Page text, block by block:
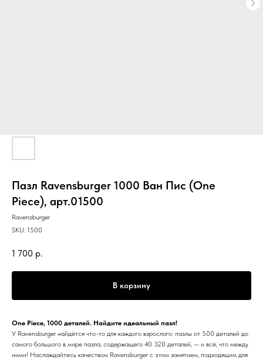
Пазл Ravensburger 1000 Ван Пис (One
Piece), арт.01500
Ravensburger
SKU: 1500
1 700 р.
В корзину
One Piece, 1000 деталей. Найдите идеальный пазл!
У Ravensburger найдётся что-то для каждого взрослого: пазлы от 500 деталей до
самого большого в мире пазла, содержащего 40 320 деталей, — и всё, что между
ними! Наслаждайтесь качеством Ravensburger с этим занятием, подходящим для